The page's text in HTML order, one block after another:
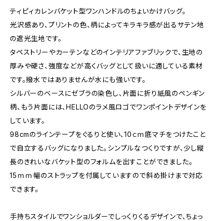
ティピィカレンバケット型ワンハンドルのちょいかけバッグ。
光沢感あり、プリントの色、柄によってキラキラ感が出るサテン地
の遮光生地です。
タペストリーやカーテンなどのインテリアファブリックで、生地の
厚みや硬さ、強度などが高くバッグとして扱いに適している素材
です。撥水ではありませんが水にも強いです。
シルバーのベースにゼブラの染色し、片面に折り紙風のペンギン
柄、もう片面には、HELLOのラメ風ロゴでワンポイントデザインを
しています。
98cmのラインテープをぐるりと使い、10ｃｍ底マチをつけたこと
で自立するバッグになりました。シンプルなつくりですが、少し縦
長のきれいなバケット型のフォルムを出すことができました。
15ｍｍ幅のストラップを付属していますので斜め掛けまで対応
できます。
手持ちスタイルでワンショルダーでしっくりくるデザインで、ちょっ